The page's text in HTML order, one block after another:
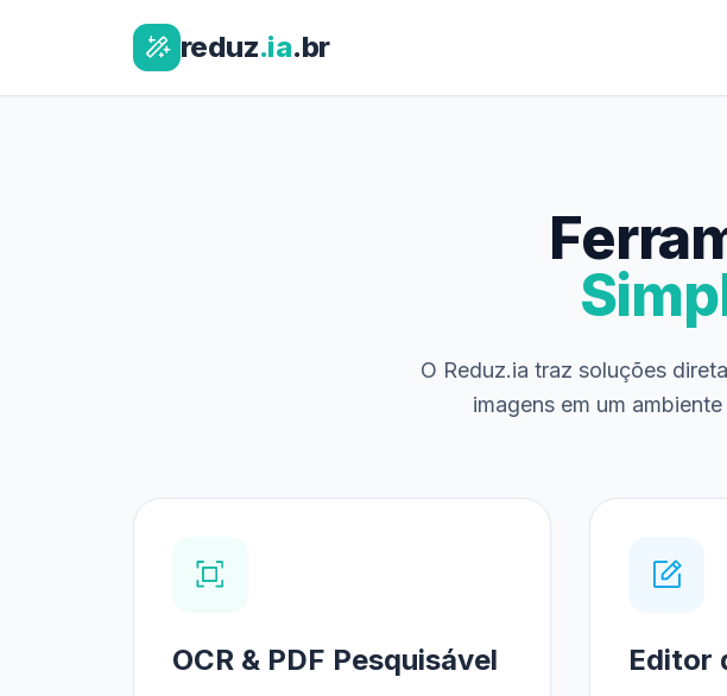
reduz.ia.br
O Reduz.ia traz soluções
imagens em um
OCR & PDF Pesquisável Editor